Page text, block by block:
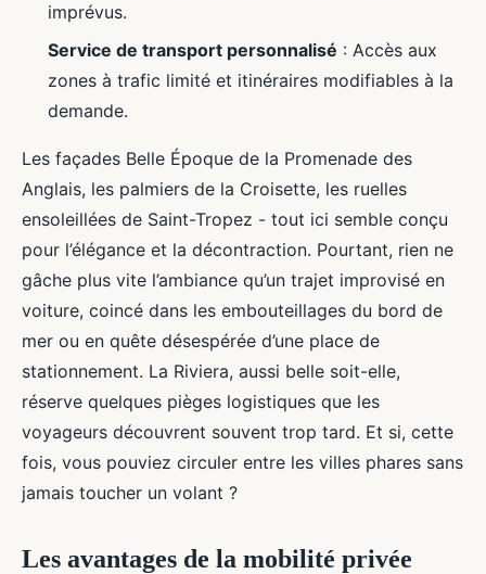
imprévus.
Service de transport personnalisé : Accès aux
zones à trafic limité et itinéraires modifiables à la
demande.
Les façades Belle Époque de la Promenade des
Anglais, les palmiers de la Croisette, les ruelles
ensoleillées de Saint-Tropez - tout ici semble conçu
pour l’élégance et la décontraction. Pourtant, rien ne
gâche plus vite l’ambiance qu’un trajet improvisé en
voiture, coincé dans les embouteillages du bord de
mer ou en quête désespérée d’une place de
stationnement. La Riviera, aussi belle soit-elle,
réserve quelques pièges logistiques que les
voyageurs découvrent souvent trop tard. Et si, cette
fois, vous pouviez circuler entre les villes phares sans
jamais toucher un volant ?
Les avantages de la mobilité privée